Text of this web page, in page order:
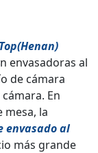
Top(Henan)
envasadoras al
de cámara
En
mesa, la
envasado al
más grande